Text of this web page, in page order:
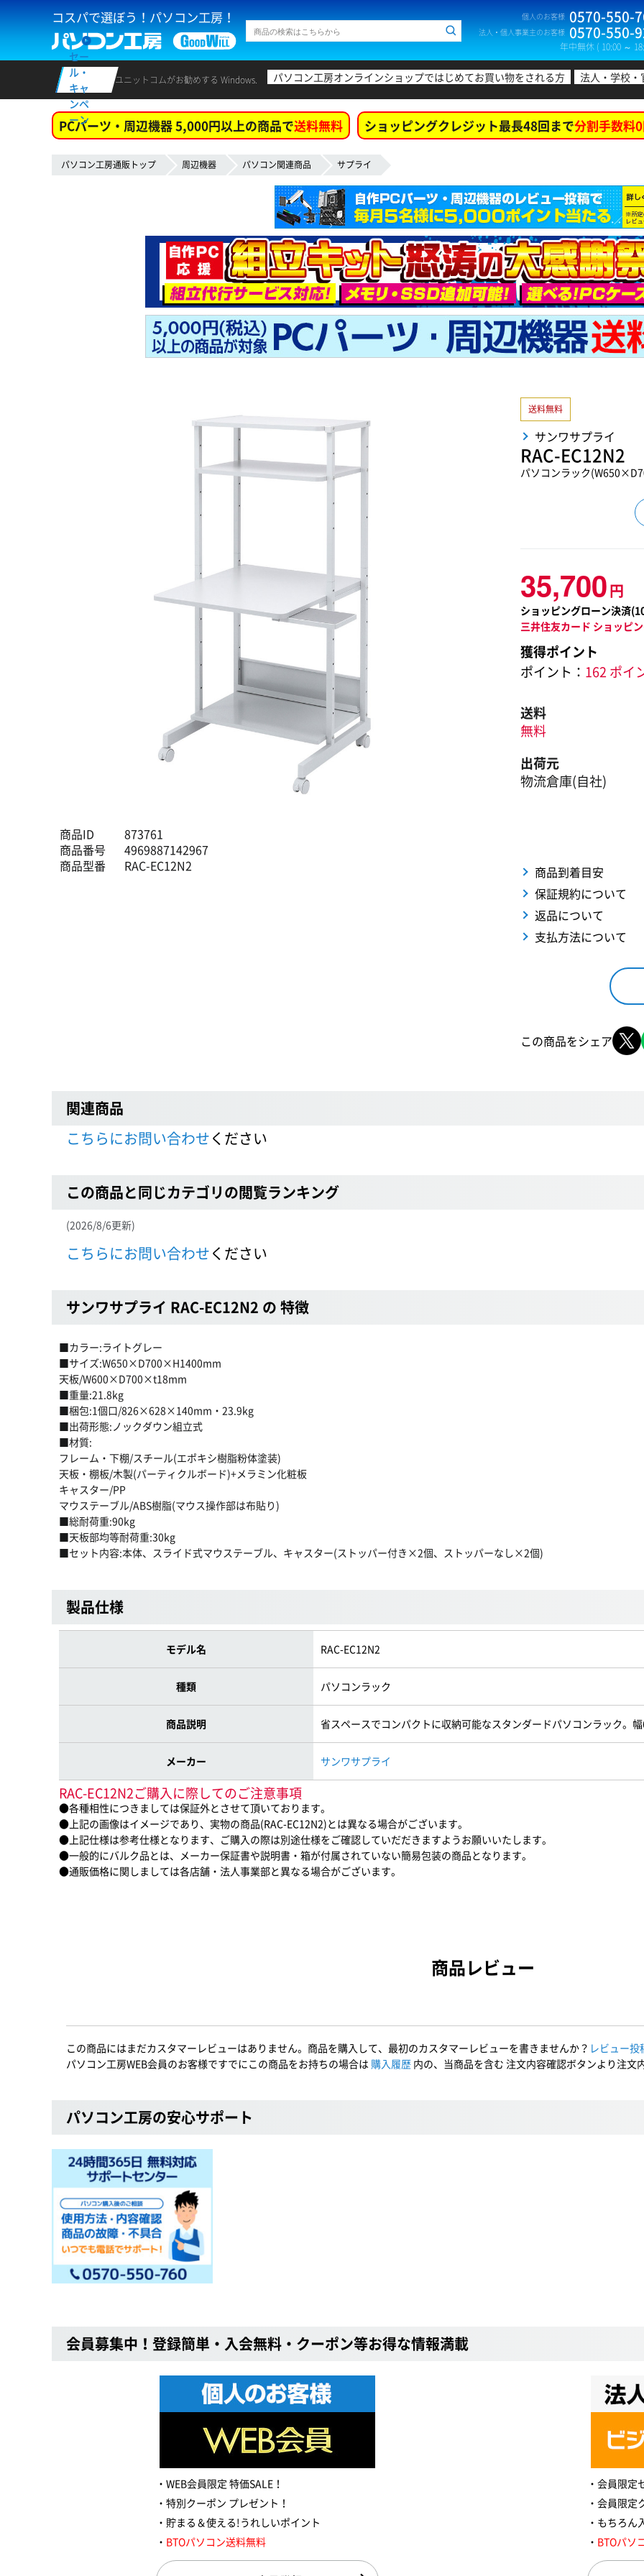
コスパで選ぼう！パソコン工房！ 個人のお客様 0570-550-
法人・個人事業主のお客様 0570-550-
年中無休 ( 10:00 ～
セー
ル・
キャ
ンペ
ーン
ユニットコムがお勧めする Windows. パソコン工房オンラインショップではじめてお買い物をされる方 法人・学校
PCパーツ・周辺機器 5,000円以上の商品で送料無料 ショッピングクレジット最長48回まで分割手数料
パソコン工房通販トップ 周辺機器 パソコン関連商品 サプライ
商品ID
873761
商品番号
4969887142967
商品型番
RAC-EC12N2
送料無料
サンワサプライ
RAC-EC12N2
パソコンラック
35,700円
ショッピングローン決済(
三井住友カード ショッピ
獲得ポイント
ポイント： 162 ポイ
送料
無料
出荷元
物流倉庫(自社)
商品到着目安
保証規約について
返品について
支払方法について
この商品をシェア
関連商品
こちらにお問い合わせください
この商品と同じカテゴリの閲覧ランキング
(2026/8/6更新)
こちらにお問い合わせください
サンワサプライ RAC-EC12N2 の 特徴
■カラー:ライトグレー
■サイズ:W650×D700×H1400mm
天板/W600×D700×t18mm
■重量:21.8kg
■梱包:1個口/826×628×140mm・23.9kg
■出荷形態:ノックダウン組立式
■材質:
フレーム・下棚/スチール(エポキシ樹脂粉体塗装)
天板・棚板/木製(パーティクルボード)+メラミン化粧板
キャスター/PP
マウステーブル/ABS樹脂(マウス操作部は布貼り)
■総耐荷重:90kg
■天板部均等耐荷重:30kg
■セット内容:本体、スライド式マウステーブル、キャスター(ストッパー付き×2個、ストッパーなし×2個)
製品仕様
モデル名 RAC-EC12N2
種類 パソコンラック
商品説明 省スペースでコンパクトに収納可能なスタンダードパソコンラック。幅
メーカー サンワサプライ
RAC-EC12N2ご購入に際してのご注意事項
●各種相性につきましては保証外とさせて頂いております。
●上記の画像はイメージであり、実物の商品(RAC-EC12N2)とは異なる場合がございます。
●上記仕様は参考仕様となります、ご購入の際は別途仕様をご確認していだだきますようお願いいたします。
●一般的にバルク品とは、メーカー保証書や説明書・箱が付属されていない簡易包装の商品となります。
●通販価格に関しましては各店舗・法人事業部と異なる場合がございます。
商品レビュー
この商品にはまだカスタマーレビューはありません。商品を購入して、最初のカスタマーレビューを書きませんか？ レビュー
パソコン工房WEB会員のお客様ですでにこの商品をお持ちの場合は 購入履歴 内の、当商品を含む 注文内容確認ボタンより注文
パソコン工房の安心サポート
会員募集中！登録簡単・入会無料・クーポン等お得な情報満載
WEB会員限定 特価SALE！
特別クーポン プレゼント！
貯まる＆使える!うれしいポイント
BTOパソコン送料無料
会員限定
会員限定
もちろん
BTOパソ